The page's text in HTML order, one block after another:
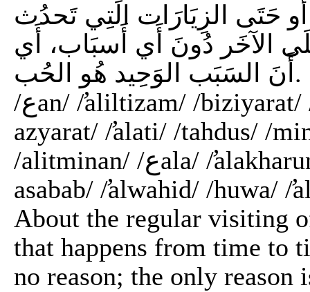
أو حَتَى الزِيَارَات الَتِي تَحدُث
الآخَر دُونَ أَي أَسبَاب، أَي
أَنَ السَبَب الوَحِيد هُو الحُب.
/عan/ /̛aliltizam/ /biziyarat/ /̛almarda/ /mathalan/ /aw/ /hata/ /̛
azyarat/ /̛alati/ /tahdus/ /
/alitminan/ /عala/ /̛alakharun/ /duna/ /ay/ /̛asbab/ /̛ay/ /̛ana/ /̛
asabab/ /̛alwahid/ /huwa/ /̛
About the regular visiting
that happens from time to
no reason; the only reason